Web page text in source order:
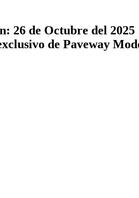
26 de Octubre del 2025
de Paveway